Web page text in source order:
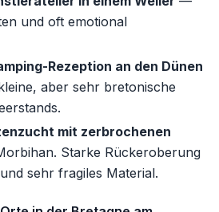
und oft emotional
Rezeption an den Dünen
aber sehr bretonische
mit zerbrochenen
Starke Rückeroberung
sehr fragiles Material.